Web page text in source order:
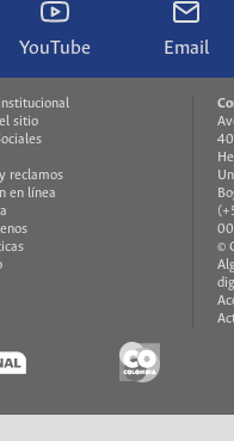
YouTube Email
sitio
reclamos
en línea
©